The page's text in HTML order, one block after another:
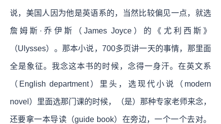
说，美国人因为他是英语系的，当然比较偏见一点，就选
詹姆斯·乔伊斯（James Joyce）的《尤利西斯》
（Ulysses）。那本小说，700多页讲一天的事情，那里面
全是象征。我念这本书的时候，念得一身汗。在英文系
（English department）里头，选现代小说（modern
novel）里面选那门课的时候，（是）那种专家老师来念，
还要拿一本导读（guide book）在旁边，一个一个去对。